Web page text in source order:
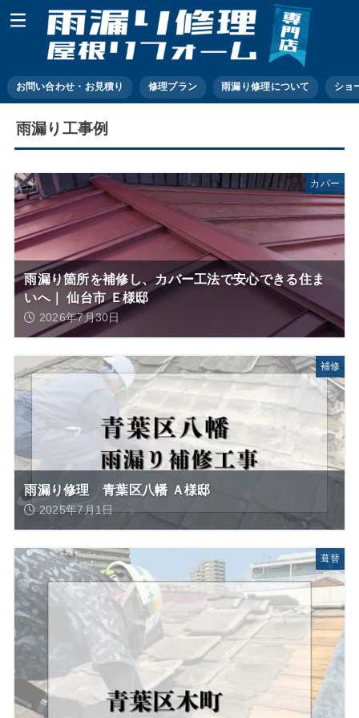
お問い合わせ・お見積り 修理プラン 雨漏り修理について ショ
雨漏り工事例
カバー
雨漏り箇所を補修し、カバー工法で安心できる住ま
いへ｜ 仙台市 Ｅ様邸
2026年7月30日
補修
雨漏り修理 青葉区八幡 Ａ様邸
2025年7月1日
葺替